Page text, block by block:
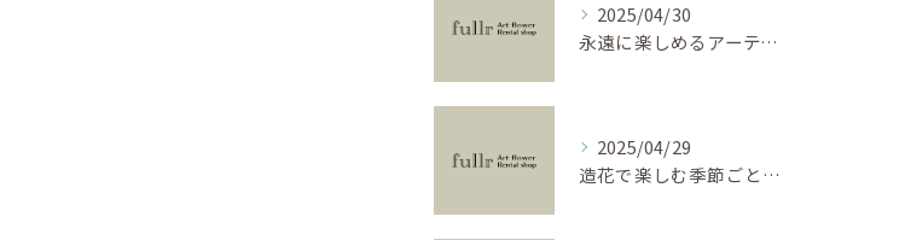
2025/04/30
永遠に楽しめるアーティフィシャルフラワーの使い方
2025/04/29
造花で楽しむ季節ごとのインテリア